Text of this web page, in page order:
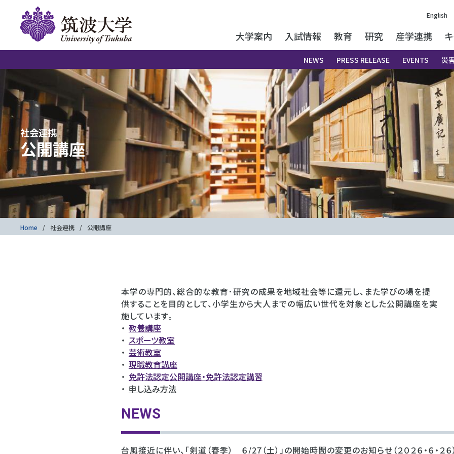
English
大学案内 入試情報 教育 研究 産学連携
NEWS PRESS RELEASE EVENTS 災
社会連携
公開講座
Home 社会連携 公開講座
本学の専門的、総合的な教育･研究の成果を地域社会等に還元し、また学びの場を提
供することを目的として、小学生から大人までの幅広い世代を対象とした公開講座を実
施しています。
教養講座
スポーツ教室
芸術教室
現職教育講座
免許法認定公開講座・免許法認定講習
申し込み方法
NEWS
台風接近に伴い、「剣道（春季） ６/27（土）」の開始時間の変更のお知らせ（２０２６・６・２６